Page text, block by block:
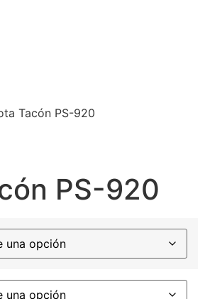
Tacón PS-920
PS-920